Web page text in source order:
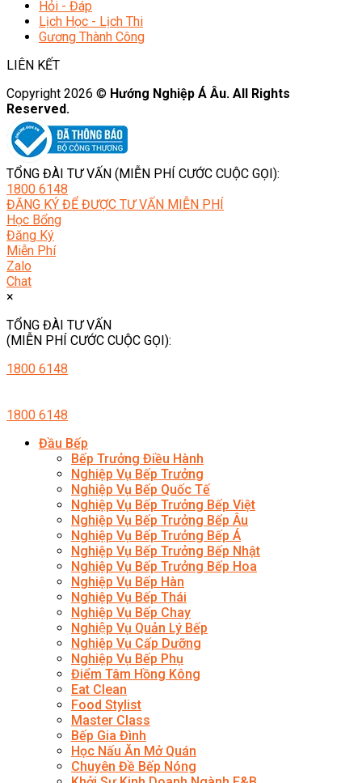
Hỏi - Đáp
Lịch Học - Lịch Thi
Gương Thành Công
LIÊN KẾT
Copyright 2026 © Hướng Nghiệp Á Âu. All Rights
Reserved.
TỔNG ĐÀI TƯ VẤN (MIỄN PHÍ CƯỚC CUỘC GỌI):
1800 6148
ĐĂNG KÝ ĐỂ ĐƯỢC TƯ VẤN MIỄN PHÍ
Học Bổng
Đăng Ký
Miễn Phí
Zalo
Chat
×
TỔNG ĐÀI TƯ VẤN
(MIỄN PHÍ CƯỚC CUỘC GỌI):
1800 6148
1800 6148
Đầu Bếp
Bếp Trưởng Điều Hành
Nghiệp Vụ Bếp Trưởng
Nghiệp Vụ Bếp Quốc Tế
Nghiệp Vụ Bếp Trưởng Bếp Việt
Nghiệp Vụ Bếp Trưởng Bếp Âu
Nghiệp Vụ Bếp Trưởng Bếp Á
Nghiệp Vụ Bếp Trưởng Bếp Nhật
Nghiệp Vụ Bếp Trưởng Bếp Hoa
Nghiệp Vụ Bếp Hàn
Nghiệp Vụ Bếp Thái
Nghiệp Vụ Bếp Chay
Nghiệp Vụ Quản Lý Bếp
Nghiệp Vụ Cấp Dưỡng
Nghiệp Vụ Bếp Phụ
Điểm Tâm Hồng Kông
Eat Clean
Food Stylist
Master Class
Bếp Gia Đình
Học Nấu Ăn Mở Quán
Chuyên Đề Bếp Nóng